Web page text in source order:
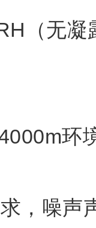
（无凝
环
噪声